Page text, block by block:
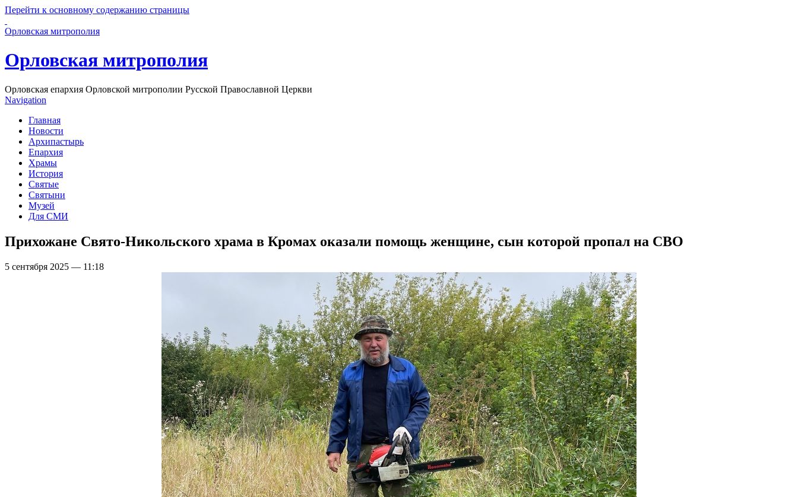
Перейти к основному содержанию страницы
Орловская митрополия
Орловская митрополия
Орловская епархия Орловской митрополии Русской Православной Церкви
Navigation
Главная
Новости
Архипастырь
Епархия
Храмы
История
Святые
Святыни
Музей
Для СМИ
Прихожане Свято-Никольского храма в Кромах оказали помощь женщине, сын которой пропал на СВО
5 сентября 2025 — 11:18